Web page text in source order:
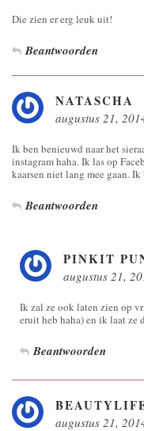
Die zien er erg leuk uit!
Beantwoorden
NATASCHA
augustus 21,
Ik ben benieuwd naar het
instagram haha. Ik las op
kaarsen niet lang mee gaan.
Beantwoorden
PINKIT
augustus 21,
Ik zal ze ook laten zien op
eruit heb haha) en ik laat ze
Beantwoorden
augustus 21,